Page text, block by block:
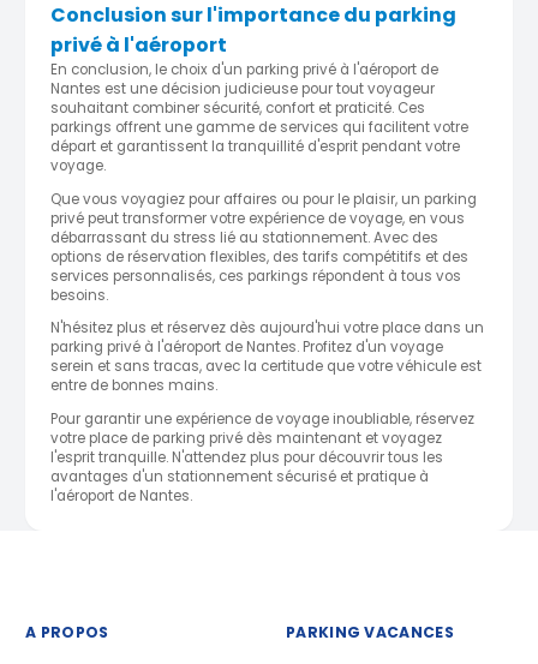
Conclusion sur l'importance du parking
privé à l'aéroport
En conclusion, le choix d'un parking privé à l'aéroport de
Nantes est une décision judicieuse pour tout voyageur
souhaitant combiner sécurité, confort et praticité. Ces
parkings offrent une gamme de services qui facilitent votre
départ et garantissent la tranquillité d'esprit pendant votre
voyage.
Que vous voyagiez pour affaires ou pour le plaisir, un parking
privé peut transformer votre expérience de voyage, en vous
débarrassant du stress lié au stationnement. Avec des
options de réservation flexibles, des tarifs compétitifs et des
services personnalisés, ces parkings répondent à tous vos
besoins.
N'hésitez plus et réservez dès aujourd'hui votre place dans un
parking privé à l'aéroport de Nantes. Profitez d'un voyage
serein et sans tracas, avec la certitude que votre véhicule est
entre de bonnes mains.
Pour garantir une expérience de voyage inoubliable, réservez
votre place de parking privé dès maintenant et voyagez
l'esprit tranquille. N'attendez plus pour découvrir tous les
avantages d'un stationnement sécurisé et pratique à
l'aéroport de Nantes.
A PROPOS PARKING VACANCES